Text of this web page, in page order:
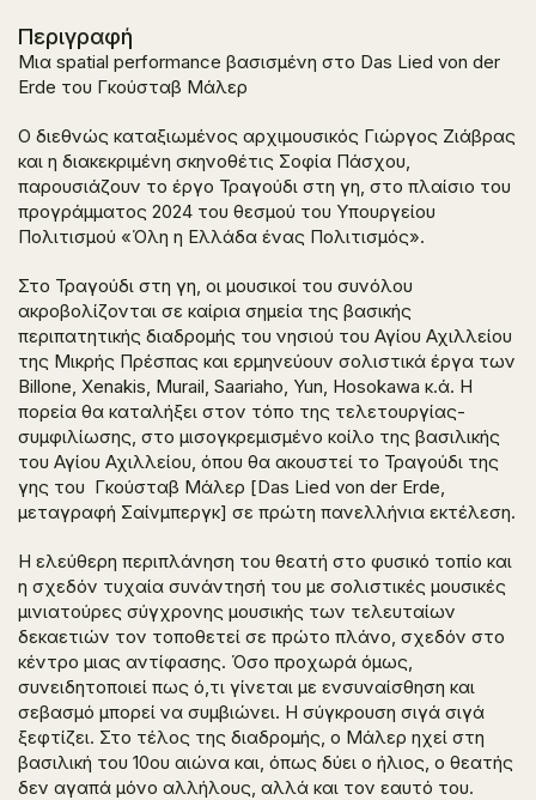
Περιγραφή
Μια spatial performance βασισμένη στο Das Lied von der
Erde του Γκούσταβ Μάλερ
Ο διεθνώς καταξιωμένος αρχιμουσικός Γιώργος Ζιάβρας
και η διακεκριμένη σκηνοθέτις Σοφία Πάσχου,
παρουσιάζουν το έργο Τραγούδι στη γη, στο πλαίσιο του
προγράμματος 2024 του θεσμού του Υπουργείου
Πολιτισμού «Όλη η Ελλάδα ένας Πολιτισμός».
Στο Τραγούδι στη γη, οι μουσικοί του συνόλου
ακροβολίζονται σε καίρια σημεία της βασικής
περιπατητικής διαδρομής του νησιού του Αγίου Αχιλλείου
της Μικρής Πρέσπας και ερμηνεύουν σολιστικά έργα των
Billone, Xenakis, Murail, Saariaho, Yun, Hosokawa κ.ά. Η
πορεία θα καταλήξει στον τόπο της τελετουργίας-
συμφιλίωσης, στο μισογκρεμισμένο κοίλο της βασιλικής
του Αγίου Αχιλλείου, όπου θα ακουστεί το Τραγούδι της
γης του Γκούσταβ Μάλερ [Das Lied von der Erde,
μεταγραφή Σαίνμπεργκ] σε πρώτη πανελλήνια εκτέλεση.
Η ελεύθερη περιπλάνηση του θεατή στο φυσικό τοπίο και
η σχεδόν τυχαία συνάντησή του με σολιστικές μουσικές
μινιατούρες σύγχρονης μουσικής των τελευταίων
δεκαετιών τον τοποθετεί σε πρώτο πλάνο, σχεδόν στο
κέντρο μιας αντίφασης. Όσο προχωρά όμως,
συνειδητοποιεί πως ό,τι γίνεται με ενσυναίσθηση και
σεβασμό μπορεί να συμβιώνει. Η σύγκρουση σιγά σιγά
ξεφτίζει. Στο τέλος της διαδρομής, o Μάλερ ηχεί στη
βασιλική του 10ου αιώνα και, όπως δύει ο ήλιος, ο θεατής
δεν αγαπά μόνο αλλήλους, αλλά και τον εαυτό του.